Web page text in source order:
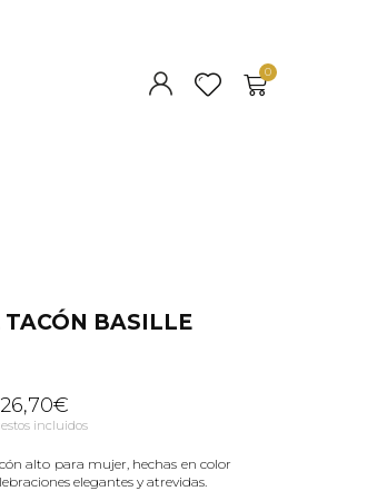
BASILLE
€
incluidos
alto para mujer, hechas en color
elegantes y atrevidas.